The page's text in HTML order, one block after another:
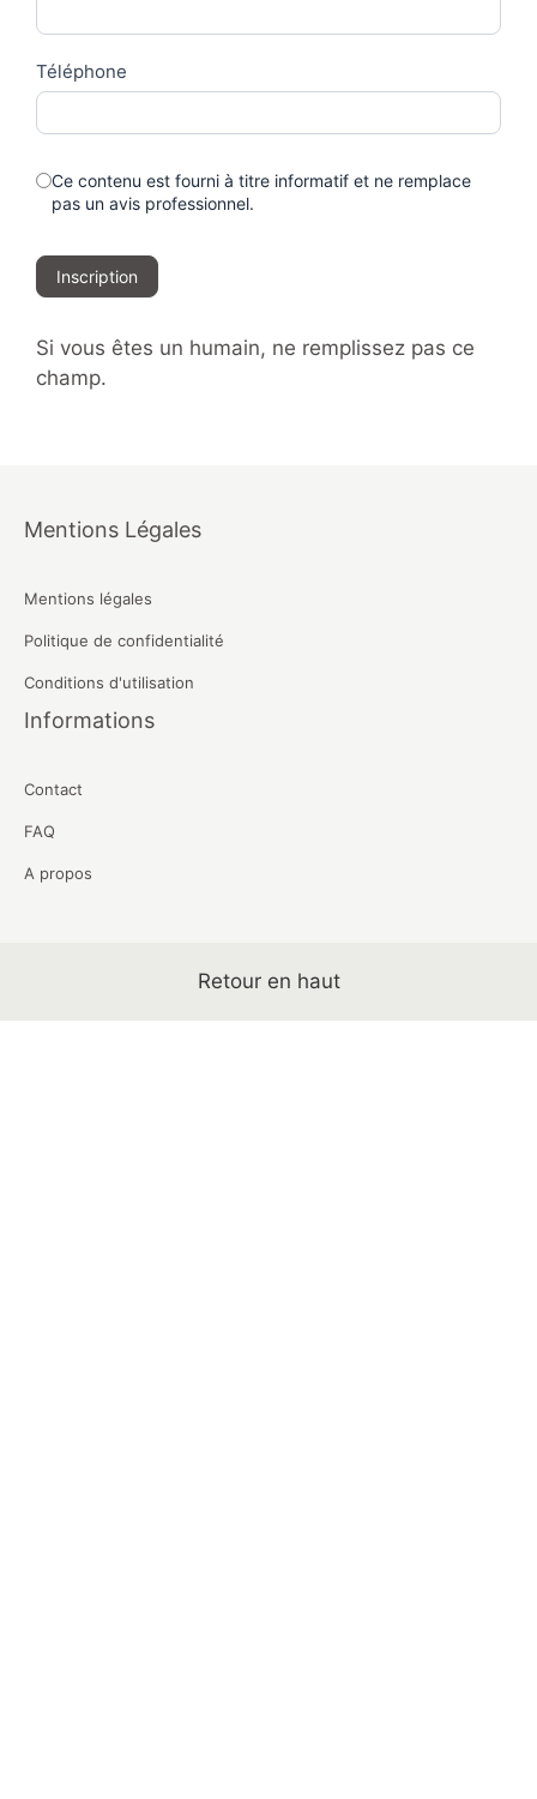
Téléphone
Ce contenu est fourni à titre informatif et ne remplace
pas un avis professionnel.
Inscription
Si vous êtes un humain, ne remplissez pas ce
champ.
Mentions Légales
Mentions légales
Politique de confidentialité
Conditions d'utilisation
Informations
Contact
FAQ
A propos
Retour en haut